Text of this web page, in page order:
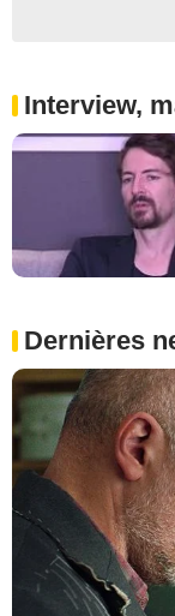
Interview,
Dernières